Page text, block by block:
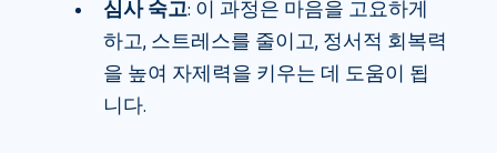
심사 숙고: 이 과정은 마음을 고요하게
하고, 스트레스를 줄이고, 정서적 회복력
을 높여 자제력을 키우는 데 도움이 됩
니다.